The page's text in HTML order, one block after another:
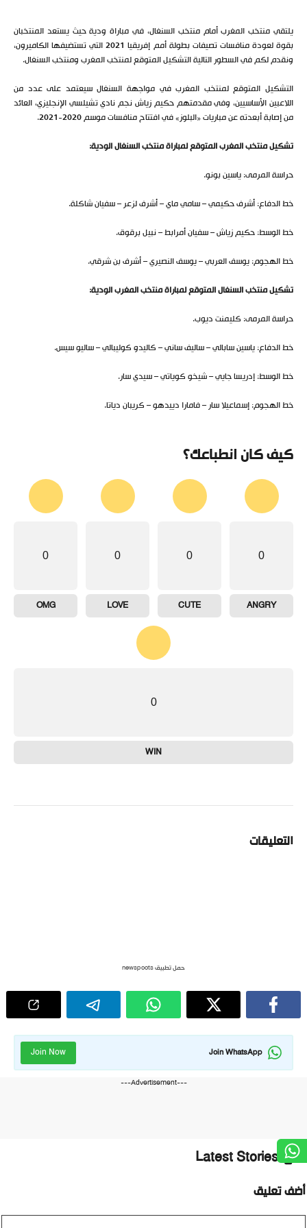
يلتقي منتخب المغرب أمام منتخب السنغال، في مباراة ودية حيث يستعد المنتخبان
بقوة لعودة منافسات تصيفات بطولة أمم إفريقيا 2021 التي تستضيفها الكاميرون،
ونقدم لكم في السطور التالية التشكيل المتوقع لمنتخب المغرب ومنتخب السنغال.
التشكيل المتوقع لمنتخب المغرب في مواجهة السنغال سيعتمد على عدد من
اللاعبين الأساسيين، وفي مقدمتهم حكيم زياش نجم نادي تشيلسي الإنجليزي، العائد
من إصابة أبعدته عن مباريات «البلوز» في افتتاح منافسات موسم 2020-2021.
تشكيل منتخب المغرب المتوقع لمباراة منتخب السنغال الودية:
حراسة المرمى: ياسين بونو.
خط الدفاع: أشرف حكيمي – سامي ماي – أشرف لزعر – سفيان شاكلة.
خط الوسط: حكيم زياش – سفيان أمرابط – نبيل برقوق.
خط الهجوم: يوسف العربي – يوسف النصيري – أشرف بن شرقي.
تشكيل منتخب السنغال المتوقع لمباراة منتخب المغرب الودية:
حراسة المرمى: كليمنت ديوب.
خط الدفاع: ياسين سابالي – ساليف ساني – كاليدو كوليبالي – ساليو سيس.
خط الوسط: إدريسا جايي – شيخو كوياتي – سيدي سار.
خط الهجوم: إسماعيلا سار – فامارا دييدهو – كريبان دياتا.
كيف كان انطباعك؟
0
ANGRY
0
CUTE
0
LOVE
0
OMG
0
WIN
التعليقات
حمل تطبيق newspoots
Join WhatsApp
Join Now
---Advertisement---
Latest Stories
تعليق